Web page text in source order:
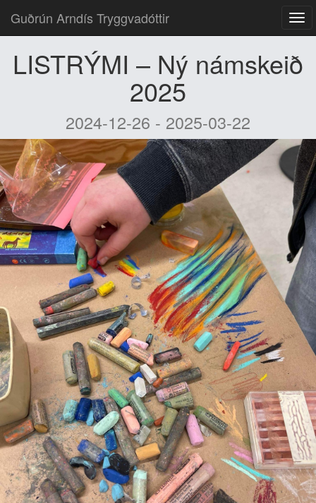
Guðrún Arndís Tryggvadóttir
LISTRÝMI – Ný námskeið
2025
2024-12-26 - 2025-03-22